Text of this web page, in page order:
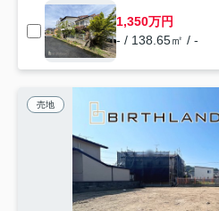
1,350万円
- / 138.65㎡ / -
売地